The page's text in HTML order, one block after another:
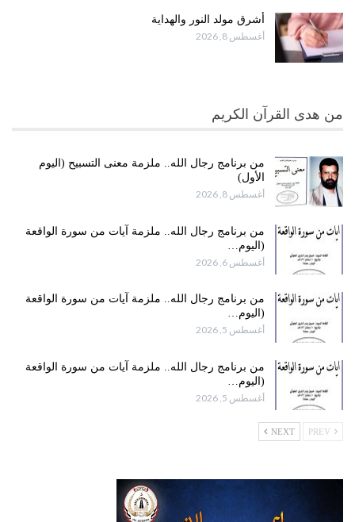
أشرق مولد النور والهداية
أغسطس 8, 2026
من هدى القرآن الكريم
من برنامج رجال الله.. ملزمة معنى التسبيح (اليوم
الأول)
أغسطس 8, 2026
من برنامج رجال الله.. ملزمة آيات من سورة الواقعة
(اليوم…
أغسطس 6, 2026
من برنامج رجال الله.. ملزمة آيات من سورة الواقعة
(اليوم…
أغسطس 5, 2026
من برنامج رجال الله.. ملزمة آيات من سورة الواقعة
(اليوم…
أغسطس 5, 2026
NEXT